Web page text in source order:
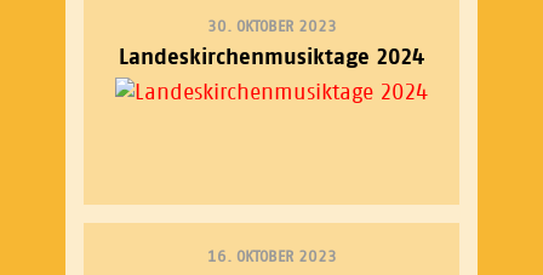
30. OKTOBER 2023
Landeskirchenmusiktage 2024
16. OKTOBER 2023